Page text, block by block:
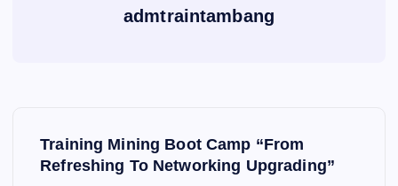
admtraintambang
Training Mining Boot Camp “From
Refreshing To Networking Upgrading”